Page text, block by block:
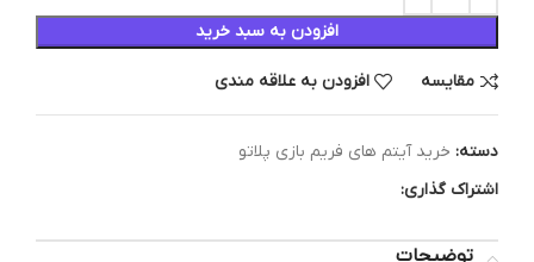
افزودن به سبد خرید
مقایسه افزودن به علاقه مندی
دسته: خرید آیتم های فریم بازی پلاتو
اشتراک گذاری:
توضیحات